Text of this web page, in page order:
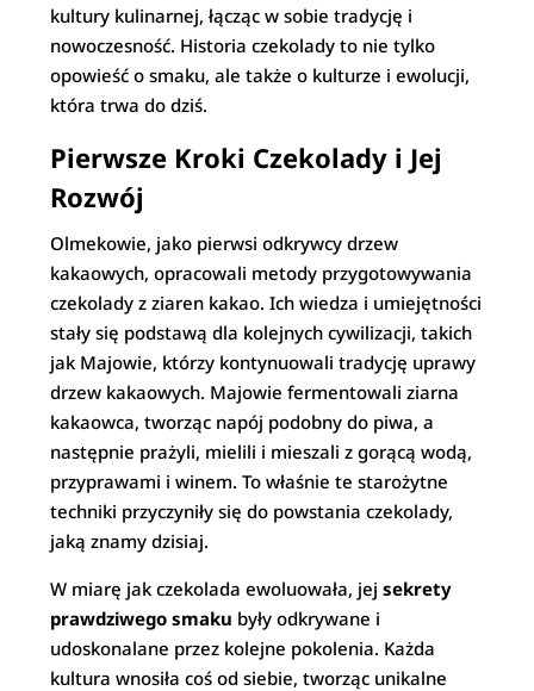
kultury kulinarnej, łącząc w sobie tradycję i
nowoczesność. Historia czekolady to nie tylko
opowieść o smaku, ale także o kulturze i ewolucji,
która trwa do dziś.
Pierwsze Kroki Czekolady i Jej
Rozwój
Olmekowie, jako pierwsi odkrywcy drzew
kakaowych, opracowali metody przygotowywania
czekolady z ziaren kakao. Ich wiedza i umiejętności
stały się podstawą dla kolejnych cywilizacji, takich
jak Majowie, którzy kontynuowali tradycję uprawy
drzew kakaowych. Majowie fermentowali ziarna
kakaowca, tworząc napój podobny do piwa, a
następnie prażyli, mielili i mieszali z gorącą wodą,
przyprawami i winem. To właśnie te starożytne
techniki przyczyniły się do powstania czekolady,
jaką znamy dzisiaj.
W miarę jak czekolada ewoluowała, jejsekrety
prawdziwego smaku były odkrywane i
udoskonalane przez kolejne pokolenia. Każda
kultura wnosiła coś od siebie, tworząc unikalne